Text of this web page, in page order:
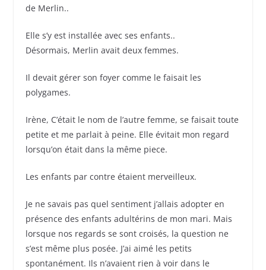
de Merlin..
Elle s’y est installée avec ses enfants..
Désormais, Merlin avait deux femmes.
Il devait gérer son foyer comme le faisait les
polygames.
Irène, C’était le nom de l’autre femme, se faisait toute
petite et me parlait à peine. Elle évitait mon regard
lorsqu’on était dans la même piece.
Les enfants par contre étaient merveilleux.
Je ne savais pas quel sentiment j’allais adopter en
présence des enfants adultérins de mon mari. Mais
lorsque nos regards se sont croisés, la question ne
s’est même plus posée. J’ai aimé les petits
spontanément. Ils n’avaient rien à voir dans le